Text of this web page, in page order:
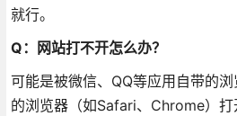
就行。
Q：网站打不开怎么办？
可能是被微信、QQ等应用自带的浏
的浏览器（如Safari、Chrome）打